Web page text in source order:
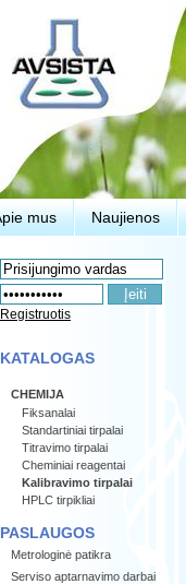
mus Naujienos
Registruotis
KATALOGAS
CHEMIJA
Fiksanalai
Standartiniai tirpalai
Titravimo tirpalai
Cheminiai reagentai
Kalibravimo tirpalai
HPLC tirpikliai
PASLAUGOS
Metrologinė patikra
Serviso aptarnavimo darbai